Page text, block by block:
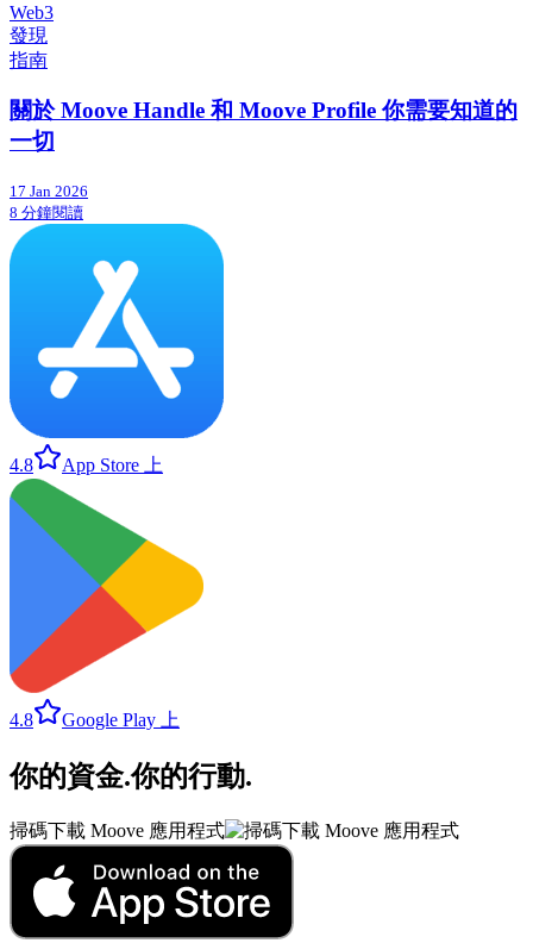
Web3
發現
指南
關於 Moove Handle 和 Moove Profile 你需要知道的
一切
17 Jan 2026
8 分鐘閱讀
4.8 App Store 上
4.8 Google Play 上
你的資金.你的行動.
掃碼下載 Moove 應用程式